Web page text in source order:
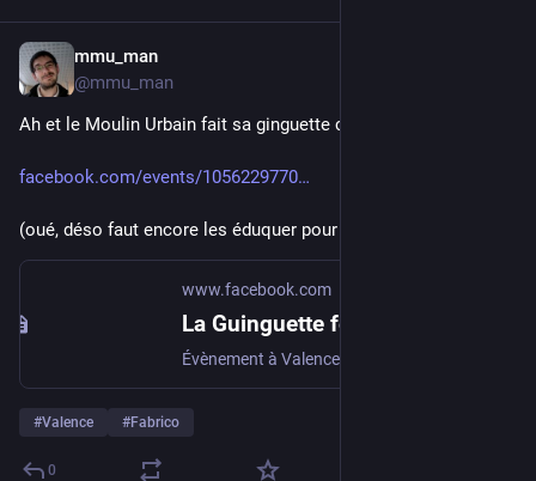
mmu_man
@mmu_man
Ah et le Moulin Urbain fait sa ginguette ce soir :
facebook.com/events/1056229770
(oué, déso faut encore les éduquer pour FB)
www.facebook.com
La Guinguette fête ses 2 ans !
#Valence #Fabrico
0